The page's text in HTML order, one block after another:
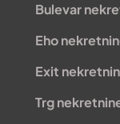
Bulevar
Eho
Exit
Trg